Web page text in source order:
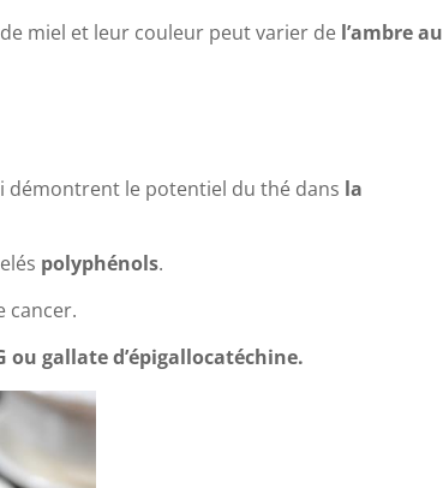
miel et leur couleur peut varier de l’ambre au
démontrent le potentiel du thé dans la
polyphénols.
cancer.
ou gallate d’épigallocatéchine.